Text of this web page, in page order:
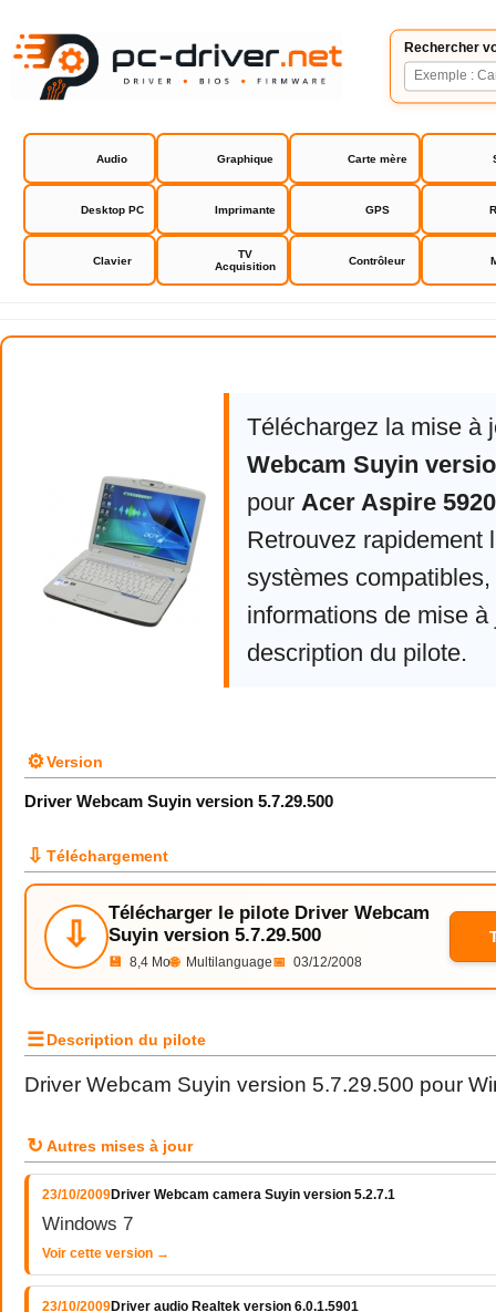
Rechercher
Audio Graphique Carte mère
Desktop PC Imprimante GPS
Clavier
TV
Acquisition
Contrôleur
Acer Aspire 5920 driver
Téléchargez la mise à
Webcam Suyin
pour Acer Aspire
Retrouvez rapidement
systèmes compatibles,
informations de mise à
description du pilote.
⚙Version
Driver Webcam Suyin version 5.7.29.500
⇩ Téléchargement
⇩
Télécharger le pilote Driver Webcam
Suyin version 5.7.29.500
💾 8,4 Mo🌐 Multilanguage📅 03/12/2008
☰Description du pilote
Driver Webcam Suyin version 5.7.29.500 pour
↻ Autres mises à jour
23/10/2009Driver Webcam camera Suyin version 5.2.7.1
Windows 7
Voir cette version →
23/10/2009Driver audio Realtek version 6.0.1.5901